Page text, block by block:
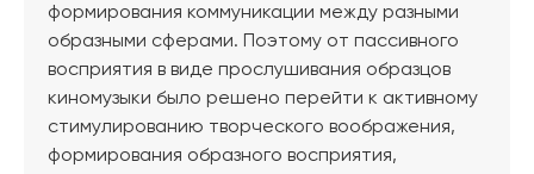
формирования коммуникации между разными
образными сферами. Поэтому от пассивного
восприятия в виде прослушивания образцов
киномузыки было решено перейти к активному
стимулированию творческого воображения,
формирования образного восприятия,